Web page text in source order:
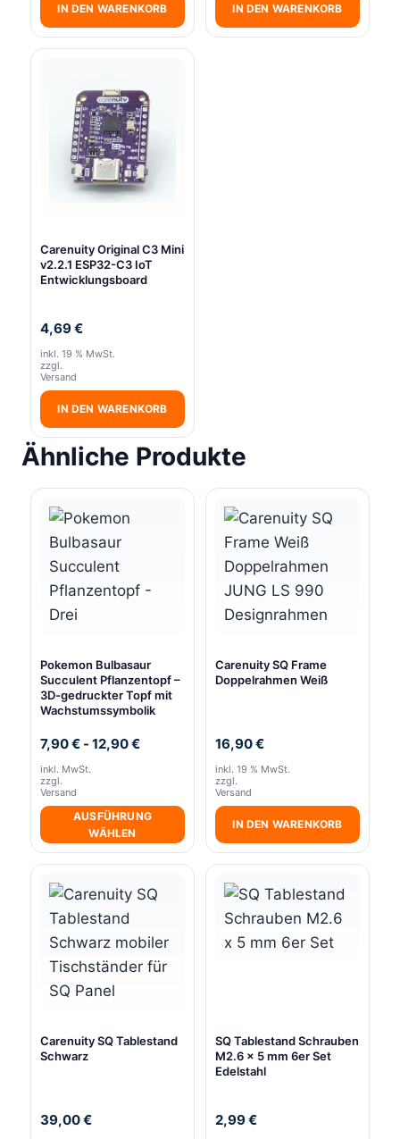
IN DEN WARENKORB IN DEN WARENKORB
Carenuity Original C3 Mini
v2.2.1 ESP32-C3 IoT
Entwicklungsboard
4,69€
inkl. 19 % MwSt.
zzgl.
Versand
IN DEN WARENKORB
Ähnliche Produkte
Pokemon Bulbasaur
Succulent Pflanzentopf –
3D-gedruckter Topf mit
Wachstumssymbolik
7,90€ - 12,90€
inkl. MwSt.
zzgl.
Versand
AUSFÜHRUNG
WÄHLEN
Dieses
weist
mehrere
Varianten
auf.
Die
können
Produktseite
Carenuity SQ Frame
Doppelrahmen Weiß
16,90€
inkl. 19 % MwSt.
zzgl.
Versand
IN DEN WARENKORB
Carenuity SQ Tablestand
Schwarz
39,00€
SQ Tablestand Schrauben
M2.6 x 5 mm 6er Set
Edelstahl
2,99€